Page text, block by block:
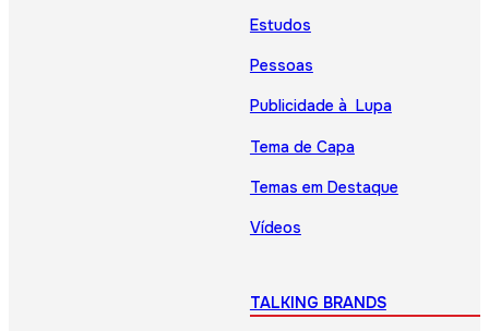
Estudos
Pessoas
Publicidade à Lupa
Tema de Capa
Temas em Destaque
Vídeos
TALKING BRANDS